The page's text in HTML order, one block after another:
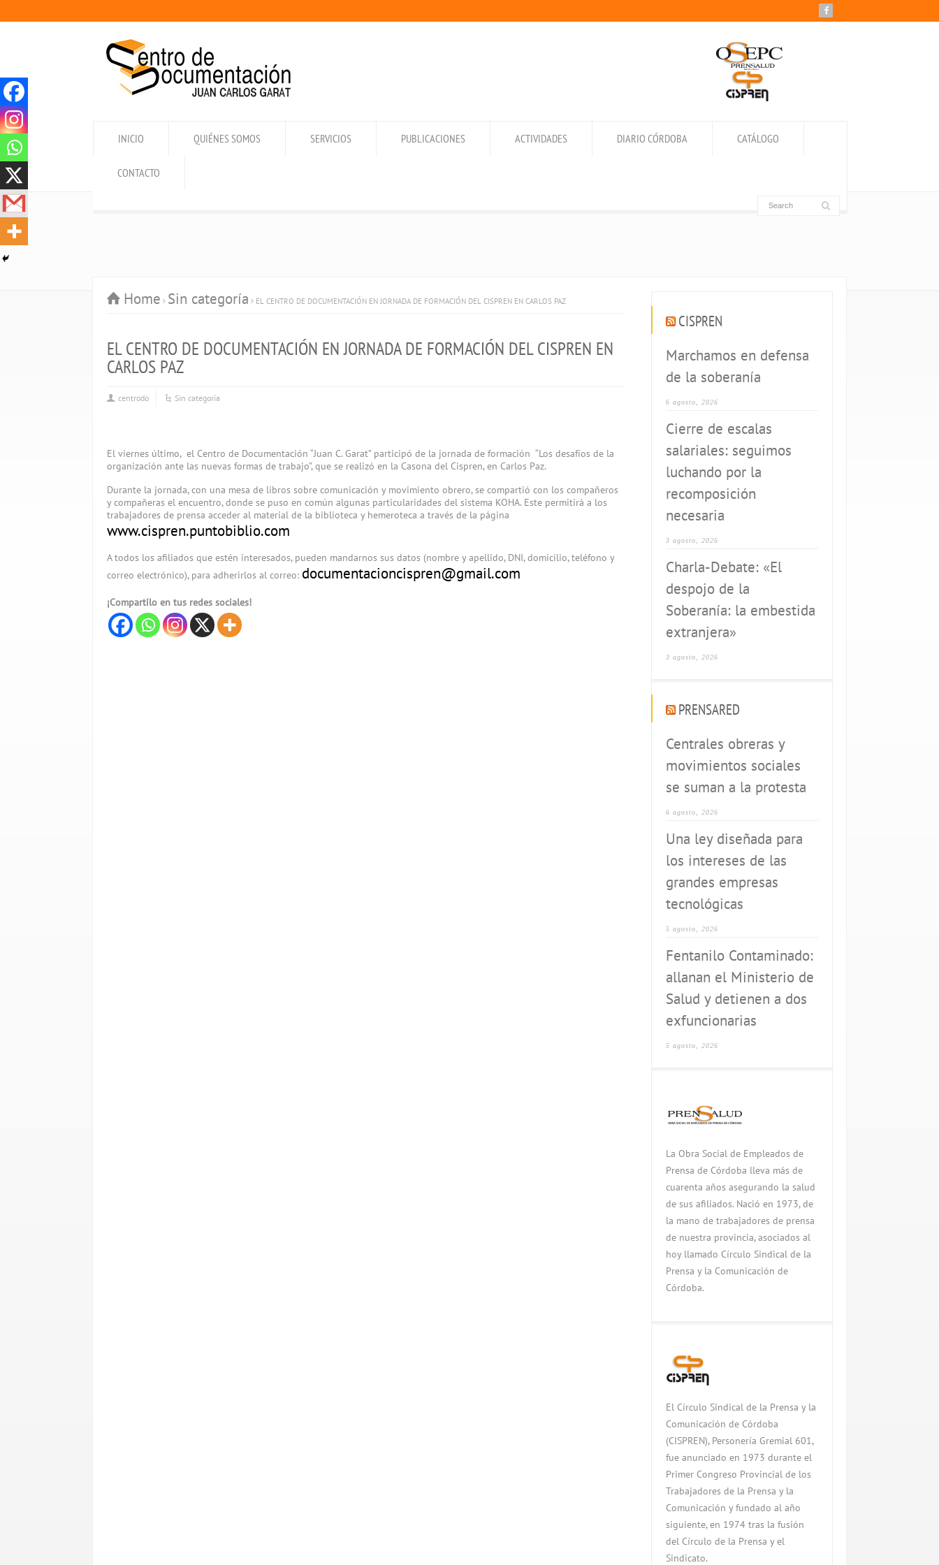
INICIO QUIÉNES SOMOS SERVICIOS PUBLICACIONES ACTIVIDADES DIARIO CÓRDOBA CATÁLOGO
CONTACTO
Home Sin categoría EL CENTRO DE DOCUMENTACIÓN EN JORNADA DE FORMACIÓN DEL CISPREN EN CARLOS PAZ
EL CENTRO DE DOCUMENTACIÓN EN JORNADA DE FORMACIÓN DEL CISPREN EN
CARLOS PAZ
centrodo Sin categoría
El viernes último, el Centro de Documentación “Juan C. Garat” participó de la jornada de formación “Los desafíos de la
organización ante las nuevas formas de trabajo”, que se realizó en la Casona del Cispren, en Carlos Paz.
Durante la jornada, con una mesa de libros sobre comunicación y movimiento obrero, se compartió con los compañeros
y compañeras el encuentro, donde se puso en común algunas particularidades del sistema KOHA. Este permitirá a los
trabajadores de prensa acceder al material de la biblioteca y hemeroteca a través de la página
www.cispren.puntobiblio.com
A todos los afiliados que estén interesados, pueden mandarnos sus datos (nombre y apellido, DNI, domicilio, teléfono y
correo electrónico), para adherirlos al correo: documentacioncispren@gmail.com
¡Compartilo en tus redes sociales!
CISPREN
Marchamos en defensa
de la soberanía
6 agosto, 2026
Cierre de escalas
salariales: seguimos
luchando por la
recomposición
necesaria
3 agosto, 2026
Charla-Debate: «El
despojo de la
Soberanía: la embestida
extranjera»
3 agosto, 2026
PRENSARED
Centrales obreras y
movimientos sociales
se suman a la protesta
6 agosto, 2026
Una ley diseñada para
los intereses de las
grandes empresas
tecnológicas
5 agosto, 2026
Fentanilo Contaminado:
allanan el Ministerio de
Salud y detienen a dos
exfuncionarias
5 agosto, 2026
La Obra Social de Empleados de
Prensa de Córdoba lleva más de
cuarenta años asegurando la salud
de sus afiliados. Nació en 1973, de
la mano de trabajadores de prensa
de nuestra provincia, asociados al
hoy llamado Círculo Sindical de la
Prensa y la Comunicación de
Córdoba.
El Círculo Sindical de la Prensa y la
Comunicación de Córdoba
(CISPREN), Personería Gremial 601,
fue anunciado en 1973 durante el
Primer Congreso Provincial de los
Trabajadores de la Prensa y la
Comunicación y fundado al año
siguiente, en 1974 tras la fusión
del Círculo de la Prensa y el
Sindicato.